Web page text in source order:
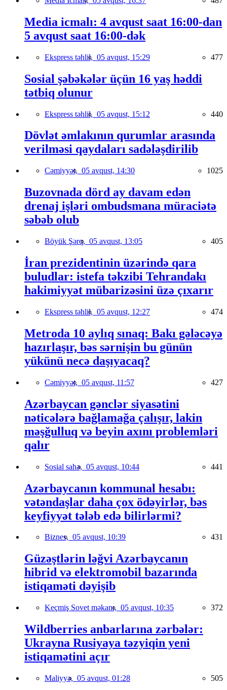
Media icmalı: 4 avqust saat 16:00-dan
5 avqust saat 16:00-dək
Ekspress təhlil, 05 avqust, 15:29 477
Sosial şəbəkələr üçün 16 yaş həddi
tətbiq olunur
Ekspress təhlil, 05 avqust, 15:12 440
Dövlət əmlakının qurumlar arasında
verilməsi qaydaları sadələşdirilib
Cəmiyyət, 05 avqust, 14:30 1025
Buzovnada dörd ay davam edən
drenaj işləri ombudsmana müraciətə
səbəb olub
Böyük Şərq, 05 avqust, 13:05 405
İran prezidentinin üzərində qara
buludlar: istefa təkzibi Tehrandakı
hakimiyyət mübarizəsini üzə çıxarır
Ekspress təhlil, 05 avqust, 12:27 474
Metroda 10 aylıq sınaq: Bakı gələcəyə
hazırlaşır, bəs sərnişin bu günün
yükünü necə daşıyacaq?
Cəmiyyət, 05 avqust, 11:57 427
Azərbaycan gənclər siyasətini
nəticələrə bağlamağa çalışır, lakin
məşğulluq və beyin axını problemləri
qalır
Sosial sahə, 05 avqust, 10:44 441
Azərbaycanın kommunal hesabı:
vətəndaşlar daha çox ödəyirlər, bəs
keyfiyyət tələb edə bilirlərmi?
Biznes, 05 avqust, 10:39 431
Güzəştlərin ləğvi Azərbaycanın
hibrid və elektromobil bazarında
istiqaməti dəyişib
Keçmiş Sovet məkanı, 05 avqust, 10:35 372
Wildberries anbarlarına zərbələr:
Ukrayna Rusiyaya təzyiqin yeni
istiqamətini açır
Maliyyə, 05 avqust, 01:28 505